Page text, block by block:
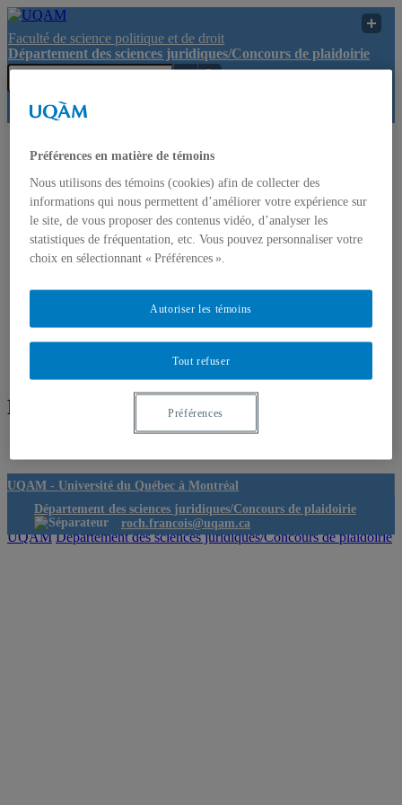
Faculté de science politique et de droit
Département des sciences juridiques/Concours de plaidoirie
UQAM
Département des
juridiques/Concours
de plaidoirie
Recherche
Département des sciences juridiques/Concours de
plaidoirie
Recherche
UQAM - Université du Québec à Montréal
Département des sciences juridiques/Concours de plaidoirie
roch.francois@uqam.ca
UQAM Département des sciences juridiques/Concours de plaidoirie
Préférences en matière de témoins
Nous utilisons des témoins (cookies) afin de collecter des
informations qui nous permettent d’améliorer votre expérience sur
le site, de vous proposer des contenus vidéo, d’analyser les
statistiques de fréquentation, etc. Vous pouvez personnaliser votre
choix en sélectionnant « Préférences ».
Tout refuser
Autoriser les témoins
Préférences